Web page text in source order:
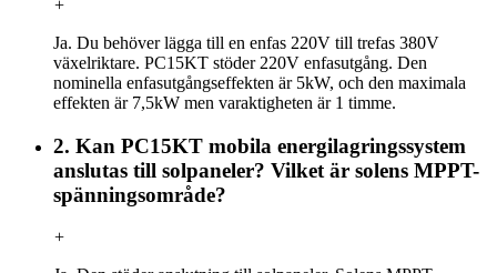
+
Ja. Du behöver lägga till en enfas 220V till trefas 380V
växelriktare. PC15KT stöder 220V enfasutgång. Den
nominella enfasutgångseffekten är 5kW, och den maximala
effekten är 7,5kW men varaktigheten är 1 timme.
2. Kan PC15KT mobila energilagringssystem
anslutas till solpaneler? Vilket är solens MPPT-
spänningsområde?
+